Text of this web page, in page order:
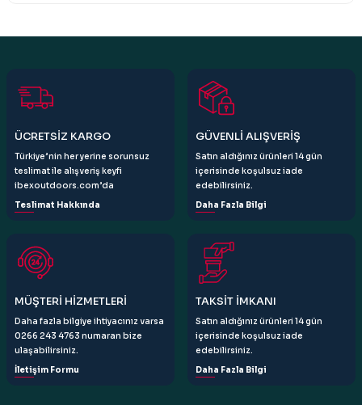
ÜCRETSİZ KARGO
Türkiye’nin her yerine sorunsuz
teslimat ile alışveriş keyfi
ibexoutdoors.com’da
Teslimat Hakkında
GÜVENLİ ALIŞVERİŞ
Satın aldığınız ürünleri 14 gün
içerisinde koşulsuz iade
edebilirsiniz.
Daha Fazla Bilgi
MÜŞTERİ HİZMETLERİ
Daha fazla bilgiye ihtiyacınız varsa
0266 243 4763 numaran bize
ulaşabilirsiniz.
İletişim Formu
TAKSİT İMKANI
Satın aldığınız ürünleri 14 gün
içerisinde koşulsuz iade
edebilirsiniz.
Daha Fazla Bilgi